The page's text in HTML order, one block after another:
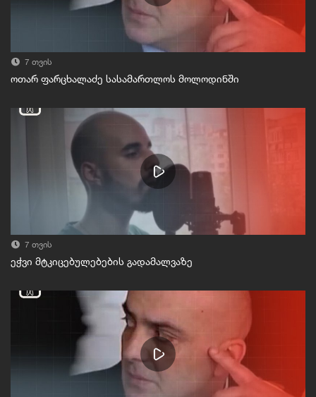
7 თვის
ოთარ ფარცხალაძე სასამართლოს მოლოდინში
7 თვის
ეჭვი მტკიცებულებების გადამალვაზე